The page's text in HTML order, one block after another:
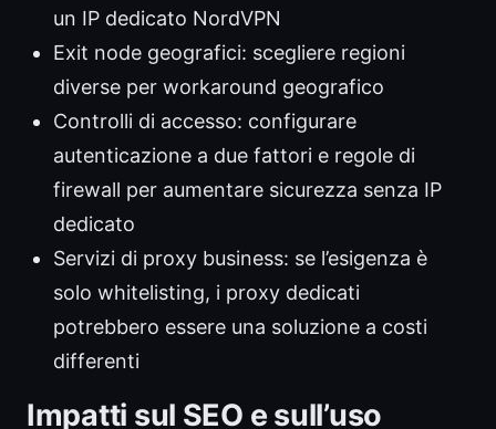
un IP dedicato NordVPN
Exit node geografici: scegliere regioni
diverse per workaround geografico
Controlli di accesso: configurare
autenticazione a due fattori e regole di
firewall per aumentare sicurezza senza IP
dedicato
Servizi di proxy business: se l’esigenza è
solo whitelisting, i proxy dedicati
potrebbero essere una soluzione a costi
differenti
Impatti sul SEO e sull’uso